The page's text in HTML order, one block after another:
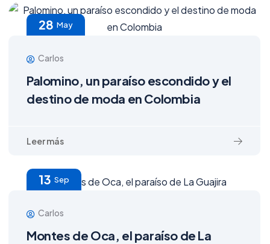
28 May
Carlos
Palomino, un paraíso escondido y el
destino de moda en Colombia
13 Sep
Carlos
Montes de Oca, el paraíso de La